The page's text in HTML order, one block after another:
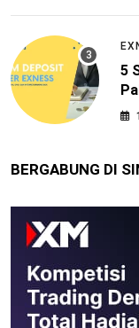
5
BERGABUNG DI